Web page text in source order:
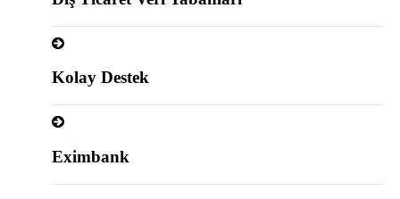
Kolay Destek
Eximbank